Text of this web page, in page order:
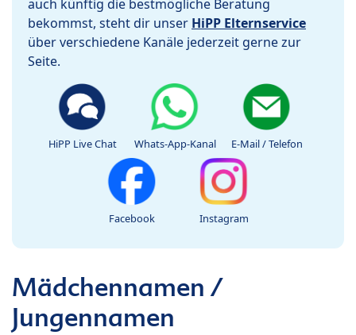
auch künftig die bestmögliche Beratung
bekommst, steht dir unser HiPP Elternservice
über verschiedene Kanäle jederzeit gerne zur
Seite.
HiPP Live Chat Whats-App-Kanal E-Mail / Telefon
Facebook Instagram
Mädchennamen /
Jungennamen